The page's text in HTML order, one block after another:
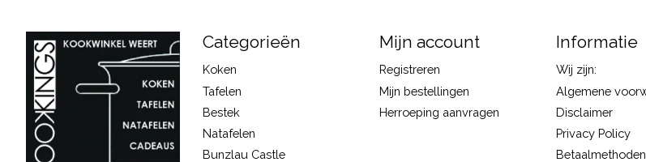
Categorieën
Koken
Tafelen
Bestek
Natafelen
Bunzlau Castle
Mijn account
Registreren
Mijn bestellingen
Herroeping aanvragen
Informatie
Wij zijn:
Algemene
Disclaimer
Privacy Policy
Betaalmethoden